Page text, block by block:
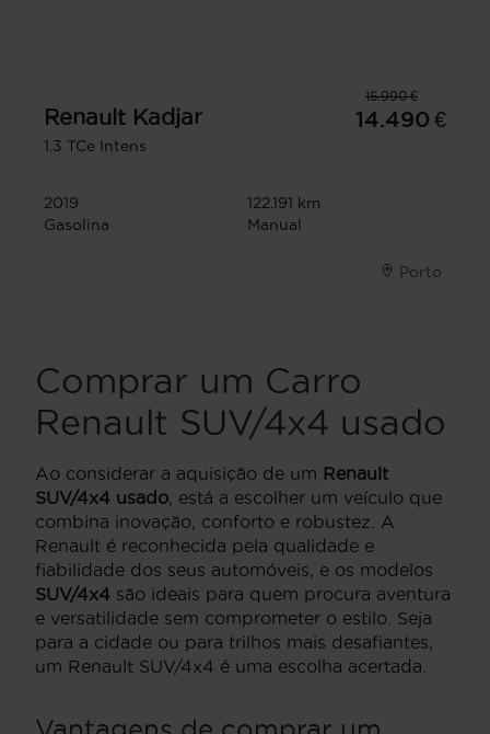
15.990 €
Renault Kadjar
1.3 TCe Intens
14.490 €
2019
122.191 km
Gasolina
Manual
Porto
Comprar um Carro
Renault SUV/4x4 usado
Ao considerar a aquisição de um Renault
SUV/4x4 usado , está a escolher um veículo que
combina inovação, conforto e robustez. A
Renault é reconhecida pela qualidade e
fiabilidade dos seus automóveis, e os modelos
SUV/4x4 são ideais para quem procura aventura
e versatilidade sem comprometer o estilo. Seja
para a cidade ou para trilhos mais desafiantes,
um Renault SUV/4x4 é uma escolha acertada.
Vantagens de comprar um